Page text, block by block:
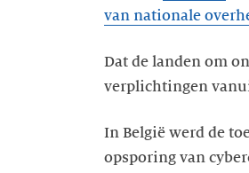
van nationale
Dat de landen om
verplichtingen
In België werd de
opsporing van